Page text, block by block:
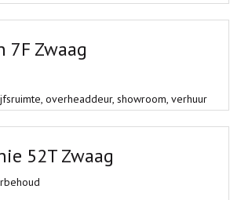
7F Zwaag
, overheaddeur, showroom, verhuur
52T Zwaag